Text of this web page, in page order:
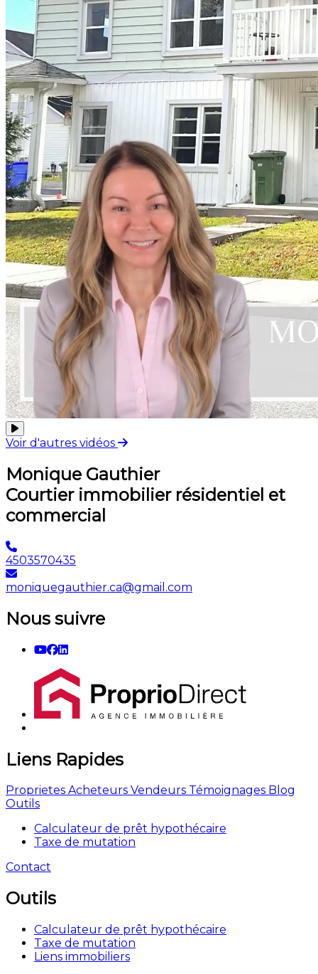
Voir d'autres vidéos
Monique Gauthier
Courtier immobilier résidentiel et
commercial
4503570435
moniquegauthier.ca@gmail.com
Nous suivre
Liens Rapides
Proprietes Acheteurs Vendeurs Témoignages Blog
Outils
Calculateur de prêt hypothécaire
Taxe de mutation
Contact
Outils
Calculateur de prêt hypothécaire
Taxe de mutation
Liens immobiliers